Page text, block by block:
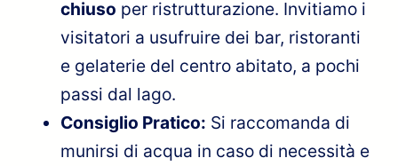
chiuso per ristrutturazione. Invitiamo i
visitatori a usufruire dei bar, ristoranti
e gelaterie del centro abitato, a pochi
passi dal lago.
Consiglio Pratico: Si raccomanda di
munirsi di acqua in caso di necessità e